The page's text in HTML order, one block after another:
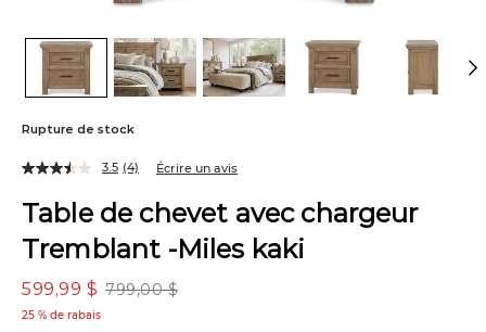
Rupture de stock
Table de chevet avec chargeur
Tremblant -Miles kaki
799,00 $
599,99 $
25 % de rabais
3.5 (4) Écrire un avis